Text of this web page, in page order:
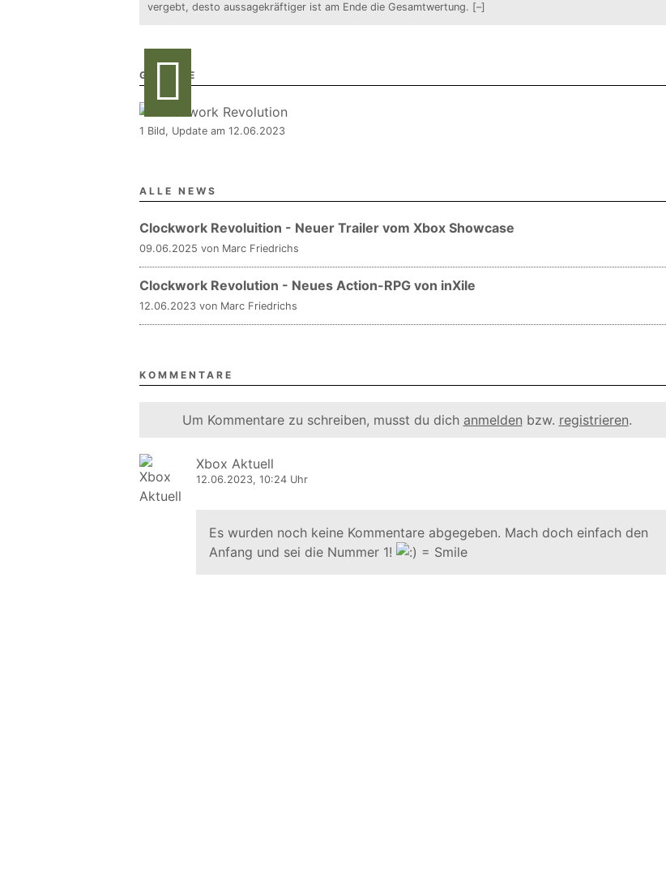
vergebt, desto aussagekräftiger ist am Ende die Gesamtwertung. [–]
GALERIE
1 Bild, Update am 12.06.2023
ALLE NEWS
Clockwork Revoluition - Neuer Trailer vom Xbox Showcase
09.06.2025 von Marc Friedrichs
Clockwork Revolution - Neues Action-RPG von inXile
12.06.2023 von Marc Friedrichs
KOMMENTARE
Um Kommentare zu schreiben, musst du dich anmelden bzw. registrieren.
Xbox Aktuell
12.06.2023, 10:24 Uhr
Es wurden noch keine Kommentare abgegeben. Mach doch einfach den
Anfang und sei die Nummer 1!